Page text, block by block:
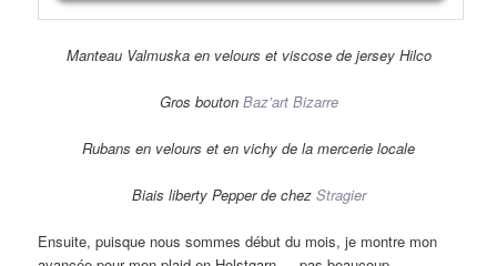
Manteau Valmuska en velours et viscose de jersey Hilco
Gros bouton Baz’art Bizarre
Rubans en velours et en vichy de la mercerie locale
Biais liberty Pepper de chez Stragier
Ensuite, puisque nous sommes début du mois, je montre mon